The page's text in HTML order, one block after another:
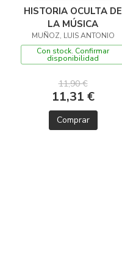
HISTORIA OCULTA DE
LA MÚSICA
MUÑOZ, LUIS ANTONIO
Con stock. Confirmar
disponibilidad
11,90 €
11,31 €
Comprar